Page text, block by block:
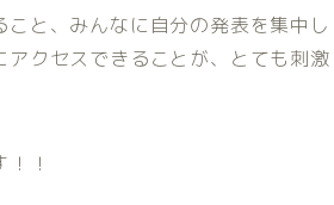
と、みんなに自分の発表を集中し
クセスできることが、とても刺激
！